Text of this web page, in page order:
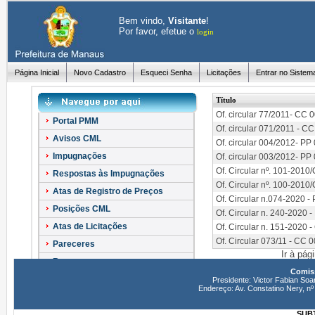
Bem vindo, Visitante!
Por favor, efetue o login
Página Inicial Novo Cadastro Esqueci Senha Licitações Entrar no
Portal PMM
Avisos CML
Impugnações
Respostas às Impugnações
Atas de Registro de Preços
Posições CML
Atas de Licitações
Pareceres
Recursos
Título
Of. circular 77/2011- CC
Of. circular 071/2011 -
Of. circular 004/2012- PP
Of. circular 003/2012- PP
Of. Circular nº. 101-
Of. Circular nº. 100-
Of. Circular n.074-2020 -
Of. Circular n. 240-2020
Of. Circular n. 151-2020
Of. Circular 073/11 - CC
Ir à
Presidente: Victor Fabian
Endereço: Av. Constatino Nery,